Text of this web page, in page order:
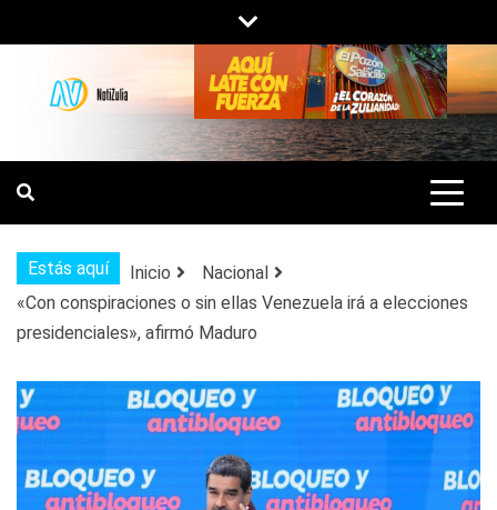
al
contenido
NOTIZULIA
NOTICIAS DEL ZULIA, VENEZUELA Y
DE INTERÉS GENERAL.
Estás aquí Inicio
Nacional
«Con conspiraciones o sin ellas Venezuela irá a elecciones
presidenciales», afirmó Maduro